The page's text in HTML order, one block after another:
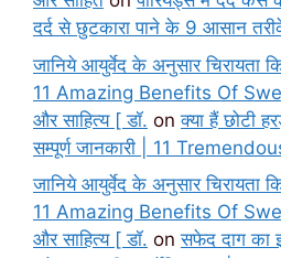
दर्द से छुटकारा पाने के 9 आसान
जानिये आयुर्वेद के अनुसार चिरायता
11 Amazing Benefits Of
और साहित्य [ डॉ. onक्या हैं छोटी
सम्पूर्ण जानकारी | 11
जानिये आयुर्वेद के अनुसार चिरायता
11 Amazing Benefits Of
और साहित्य [ डॉ. onसफेद दाग का